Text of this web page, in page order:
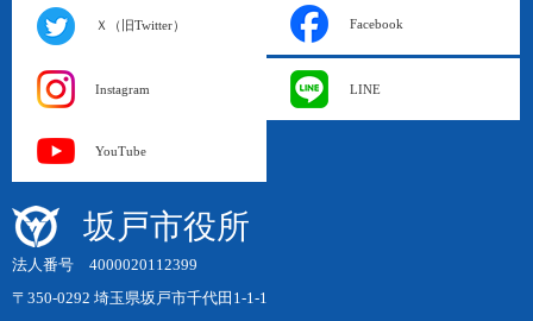
Ｘ（旧Twitter） Facebook
Instagram LINE
YouTube
坂戸市役所
法人番号 4000020112399
〒350-0292 埼玉県坂戸市千代田1-1-1